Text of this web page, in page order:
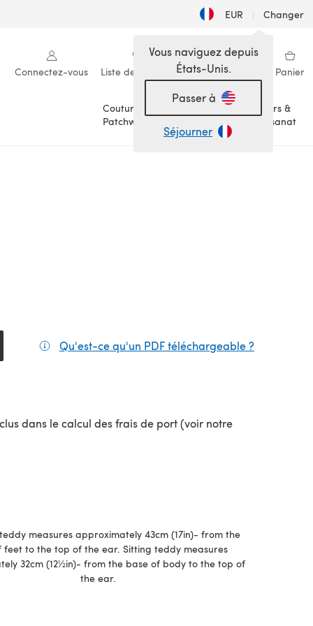
EUR | Changer
Connectez-vous Liste de souhaits Ma bibliothèque Panier
Couture &
Patchwork
Loisirs &
Artisanat
Vous naviguez depuis
États-Unis.
Passer à
Séjourner
Qu'est-ce qu'un PDF téléchargeable ?
dans le calcul des frais de port (voir notre
onglet)
measures approximately 43cm (17in)- from the
feet to the top of the ear. Sitting teddy measures
32cm (12½in)- from the base of body to the top of
the ear.